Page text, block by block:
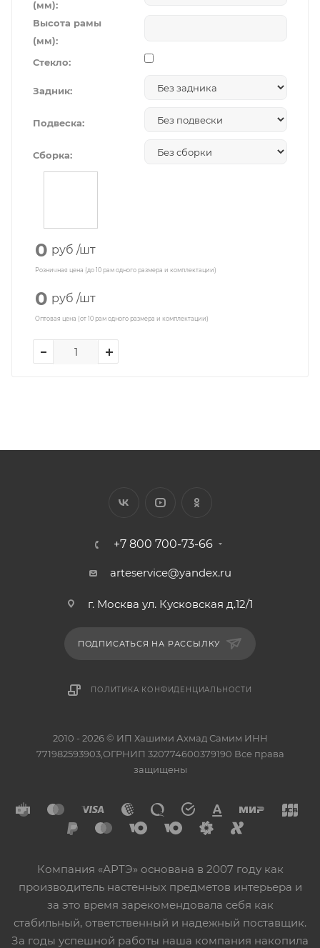
(мм):
Высота рамы
(мм):
Стекло:
Задник:
Подвеска:
Сборка:
0 руб /шт
Розничная цена (до 10 рам одного размера и комплектации)
0 руб /шт
Оптовая цена (от 10 рам одного размера и комплектации)
+7 800 700-73-66
arteservice@yandex.ru
г. Москва ул. Кусковская д.12/1
ПОДПИСАТЬСЯ НА РАССЫЛКУ
ПОЛИТИКА КОНФИДЕНЦИАЛЬНОСТИ
2010 - 2026 © ИП Хашими Ахмад Самим ИНН
771982593903,ОГРНИП 320774600379190 Все права
защищены
Компания «АРТЭ» основана в 2007 году как
производитель настенных предметов интерьера и
за это время зарекомендовала себя как
стабильный, ответственный и надежный поставщик.
За годы успешной работы наша компания накопила